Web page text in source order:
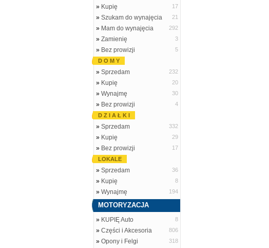
» Kupię 17
» Szukam do wynajęcia 21
» Mam do wynajęcia 292
» Zamienię 3
» Bez prowizji
5
D O M Y
» Sprzedam 232
» Kupię 20
» Wynajmę 30
» Bez prowizji
4
D Z I A Ł K I
» Sprzedam 332
» Kupię 29
» Bez prowizji
17
LOKALE
» Sprzedam 36
» Kupię 8
» Wynajmę 194
MOTORYZACJA
» KUPIĘ Auto 8
» Części i Akcesoria 806
» Opony i Felgi 318